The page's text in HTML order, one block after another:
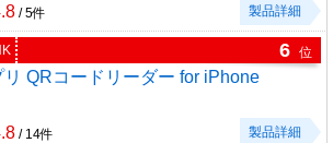
/ 5件 製品詳細
6 位
リ QRコードリーダー for iPhone
/ 14件 製品詳細